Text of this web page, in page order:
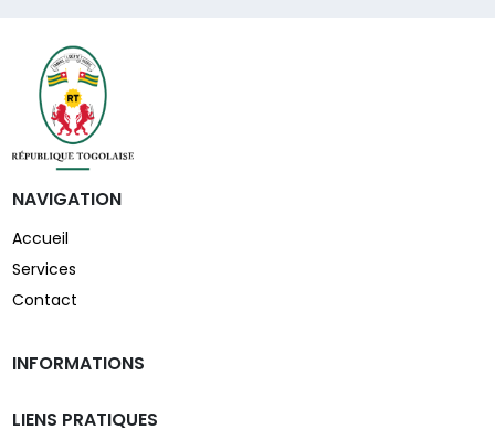
NAVIGATION
Accueil
Services
Contact
INFORMATIONS
LIENS PRATIQUES